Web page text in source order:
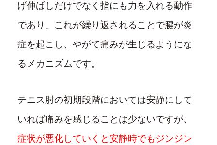
げ伸ばしだけでなく指にも力を入れる動作
であり、これが繰り返されることで腱が炎
症を起こし、やがて痛みが生じるようにな
るメカニズムです。
テニス肘の初期段階においては安静にして
いれば痛みを感じることは少ないですが、
症状が悪化していくと安静時でもジンジン